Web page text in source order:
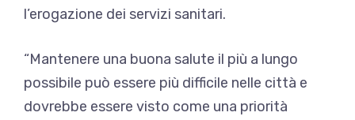
l’erogazione dei servizi sanitari.
“Mantenere una buona salute il più a lungo
possibile può essere più difficile nelle città e
dovrebbe essere visto come una priorità